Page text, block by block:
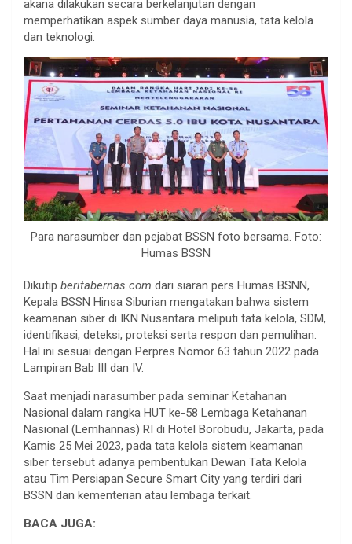
akana dilakukan secara berkelanjutan dengan
memperhatikan aspek sumber daya manusia, tata kelola
dan teknologi.
Para narasumber dan pejabat BSSN foto bersama. Foto:
Humas BSSN
Dikutip beritabernas.com dari siaran pers Humas BSNN,
Kepala BSSN Hinsa Siburian mengatakan bahwa sistem
keamanan siber di IKN Nusantara meliputi tata kelola, SDM,
identifikasi, deteksi, proteksi serta respon dan pemulihan.
Hal ini sesuai dengan Perpres Nomor 63 tahun 2022 pada
Lampiran Bab III dan IV.
Saat menjadi narasumber pada seminar Ketahanan
Nasional dalam rangka HUT ke-58 Lembaga Ketahanan
Nasional (Lemhannas) RI di Hotel Borobudu, Jakarta, pada
Kamis 25 Mei 2023, pada tata kelola sistem keamanan
siber tersebut adanya pembentukan Dewan Tata Kelola
atau Tim Persiapan Secure Smart City yang terdiri dari
BSSN dan kementerian atau lembaga terkait.
BACA JUGA: